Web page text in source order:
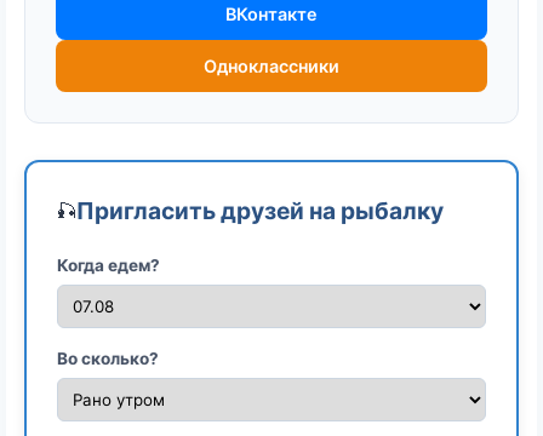
ВКонтакте
Одноклассники
🎣Пригласить друзей на рыбалку
Когда едем?
Во сколько?